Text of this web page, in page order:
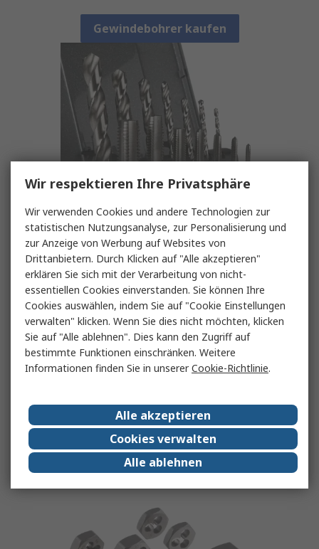
Gewindebohrer kaufen
Werkzeuge für das
Außengewinde-Schneiden
es verschiedene Methoden und Werkzeuge.
Wir respektieren Ihre Privatsphäre
Wir verwenden Cookies und andere Technologien zur
statistischen Nutzungsanalyse, zur Personalisierung und
zur Anzeige von Werbung auf Websites von
Drittanbietern. Durch Klicken auf "Alle akzeptieren"
erklären Sie sich mit der Verarbeitung von nicht-
essentiellen Cookies einverstanden. Sie können Ihre
Cookies auswählen, indem Sie auf "Cookie Einstellungen
verwalten" klicken. Wenn Sie dies nicht möchten, klicken
Sie auf "Alle ablehnen". Dies kann den Zugriff auf
bestimmte Funktionen einschränken. Weitere
Informationen finden Sie in unsererCookie-Richtlinie.
Alle akzeptieren
Cookies verwalten
Alle ablehnen